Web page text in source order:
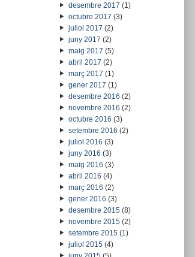
desembre 2017 (1)
octubre 2017 (3)
juliol 2017 (2)
juny 2017 (2)
maig 2017 (5)
abril 2017 (2)
març 2017 (1)
gener 2017 (1)
desembre 2016 (2)
novembre 2016 (2)
octubre 2016 (3)
setembre 2016 (2)
juliol 2016 (3)
juny 2016 (3)
maig 2016 (3)
abril 2016 (4)
març 2016 (2)
gener 2016 (3)
desembre 2015(8)
novembre 2015(2)
setembre 2015(1)
juliol 2015(4)